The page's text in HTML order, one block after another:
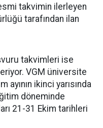
takvimin ilerleyen
tarafından ilan
takvimleri ise
VGM üniversite
ikinci yarısında
döneminde
21-31 Ekim tarihleri